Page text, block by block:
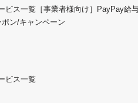
ビス一覧 ［事業者様向け］PayPay給
ン/キャンペーン
ビス一覧